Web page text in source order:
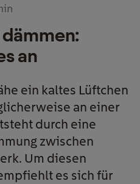
an
ein kaltes Lüftchen
an einer
durch eine
zwischen
Um diesen
es sich für